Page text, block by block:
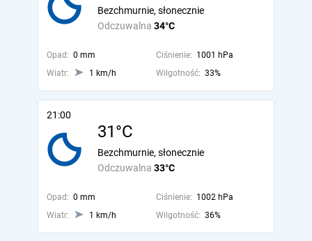
Odczuwalna 34°C
Bezchmurnie, słonecznie
Opad: 0 mm Ciśnienie: 1001 hPa
Wiatr:
1 km/h Wilgotność: 33%
21:00
31°C
Odczuwalna 33°C
Bezchmurnie, słonecznie
Opad: 0 mm Ciśnienie: 1002 hPa
Wiatr:
1 km/h Wilgotność: 36%